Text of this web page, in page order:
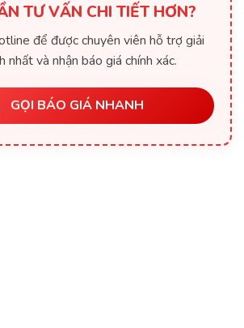
TƯ VẤN CHI TIẾT HƠN?
để được chuyên viên hỗ trợ giải
nhất và nhận báo giá chính xác.
GỌI BÁO GIÁ NHANH